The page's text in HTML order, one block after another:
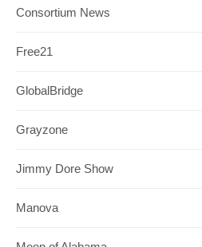
Consortium News
Free21
GlobalBridge
Grayzone
Jimmy Dore Show
Manova